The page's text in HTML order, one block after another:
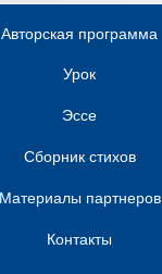
Авторская программа
Урок
Эссе
Сборник стихов
Материалы партнеров
Контакты